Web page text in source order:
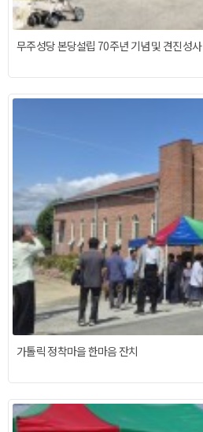
무주성당 본당설립 70주년 기념 및 견진성사
가톨릭 정착마을 한마음 잔치